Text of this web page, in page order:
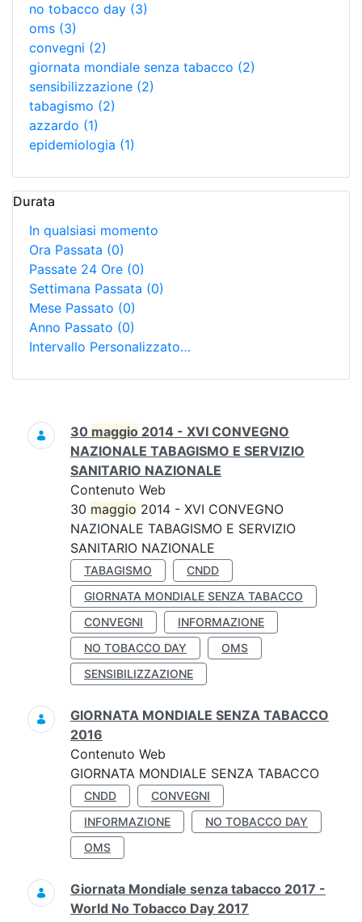
no tobacco day (3)
oms (3)
convegni (2)
giornata mondiale senza tabacco (2)
sensibilizzazione (2)
tabagismo (2)
azzardo (1)
epidemiologia (1)
Durata
In qualsiasi momento
Ora Passata (0)
Passate 24 Ore (0)
Settimana Passata (0)
Mese Passato (0)
Anno Passato (0)
Intervallo Personalizzato…
Ricerca
30 maggio 2014 - XVI CONVEGNO
NAZIONALE TABAGISMO E SERVIZIO
SANITARIO NAZIONALE
Contenuto Web
30 maggio 2014 - XVI CONVEGNO
NAZIONALE TABAGISMO E SERVIZIO
SANITARIO NAZIONALE
TABAGISMO
CNDD
GIORNATA MONDIALE SENZA TABACCO
CONVEGNI
INFORMAZIONE
NO TOBACCO DAY
OMS
SENSIBILIZZAZIONE
GIORNATA MONDIALE SENZA TABACCO
2016
Contenuto Web
GIORNATA MONDIALE SENZA TABACCO
CNDD
CONVEGNI
INFORMAZIONE
NO TOBACCO DAY
OMS
Giornata Mondiale senza tabacco 2017 -
World No Tobacco Day 2017